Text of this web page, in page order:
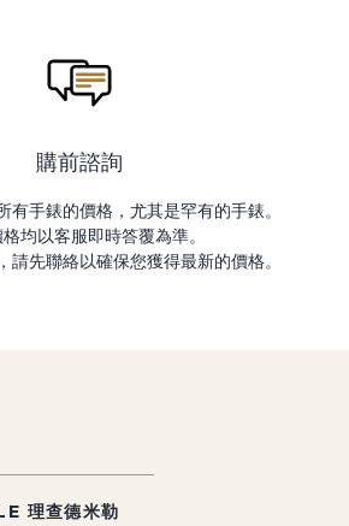
購前諮詢
有手錶的價格，尤其是罕有的手錶。
均以客服即時答覆為準。
請先聯絡以確保您獲得最新的價格。
理查德米勒